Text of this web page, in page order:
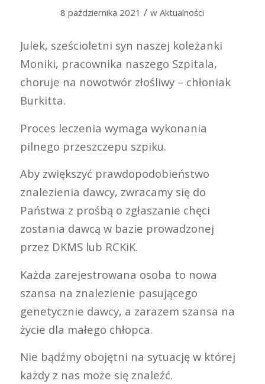
8 października 2021 / wAktualności
Julek, sześcioletni syn naszej koleżanki
Moniki, pracownika naszego Szpitala,
choruje na nowotwór złośliwy – chłoniak
Burkitta.
Proces leczenia wymaga wykonania
pilnego przeszczepu szpiku.
Aby zwiększyć prawdopodobieństwo
znalezienia dawcy, zwracamy się do
Państwa z prośbą o zgłaszanie chęci
zostania dawcą w bazie prowadzonej
przez DKMS lub RCKiK.
Każda zarejestrowana osoba to nowa
szansa na znalezienie pasującego
genetycznie dawcy, a zarazem szansa na
życie dla małego chłopca.
Nie bądźmy obojętni na sytuację w której
każdy z nas może się znaleźć.